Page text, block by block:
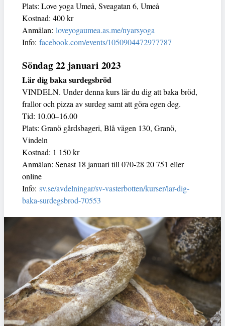
Plats: Love yoga Umeå, Sveagatan 6, Umeå
Kostnad: 400 kr
Anmälan: loveyogaumea.as.me/nyarsyoga
Info: facebook.com/events/1050904472977787
Söndag 22 januari 2023
Lär dig baka surdegsbröd
VINDELN. Under denna kurs lär du dig att baka bröd,
frallor och pizza av surdeg samt att göra egen deg.
Tid: 10.00–16.00
Plats: Granö gårdsbageri, Blå vägen 130, Granö,
Vindeln
Kostnad: 1 150 kr
Anmälan: Senast 18 januari till 070-28 20 751 eller
online
Info: sv.se/avdelningar/sv-vasterbotten/kurser/lar-dig-
baka-surdegsbrod-70553